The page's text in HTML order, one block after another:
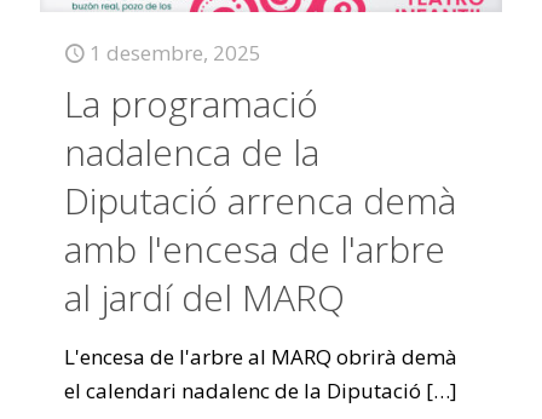
1 desembre, 2025
La programació
nadalenca de la
Diputació arrenca demà
amb l'encesa de l'arbre
al jardí del MARQ
L'encesa de l'arbre al MARQ obrirà demà
el calendari nadalenc de la Diputació […]